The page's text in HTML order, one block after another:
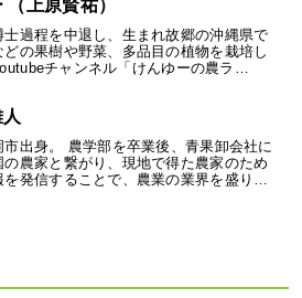
（上原賢祐）
士過程を中退し、生まれ故郷の沖縄県で
どの果樹や野菜、多品目の植物を栽培し
チャンネル「けんゆーの農ラ…
市出身。 農学部を卒業後、青果卸会社に
の農家と繋がり、現地で得た農家のため
を発信することで、農業の業界を盛り…